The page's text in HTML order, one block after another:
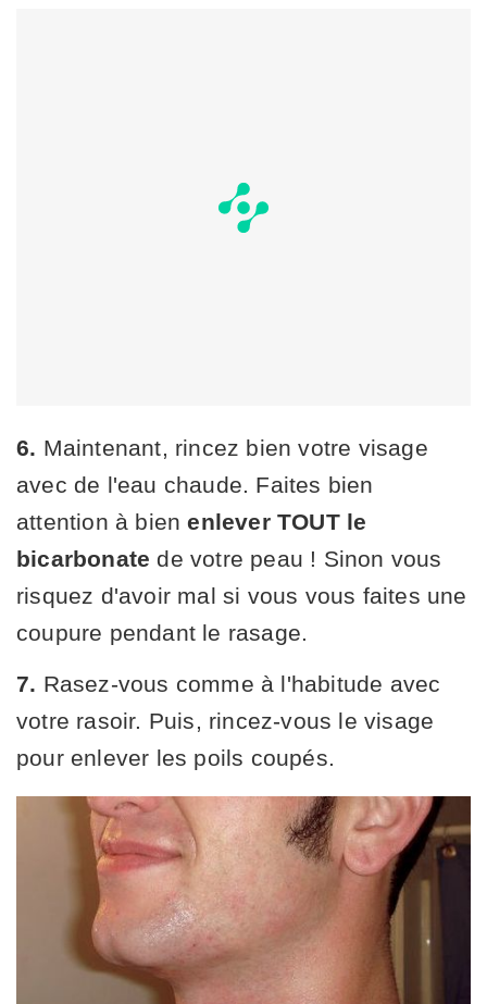
6. Maintenant, rincez bien votre visage
avec de l'eau chaude. Faites bien
attention à bienenlever TOUT le
bicarbonate de votre peau ! Sinon vous
risquez d'avoir mal si vous vous faites une
coupure pendant le rasage.
7. Rasez-vous comme à l'habitude avec
votre rasoir. Puis, rincez-vous le visage
pour enlever les poils coupés.